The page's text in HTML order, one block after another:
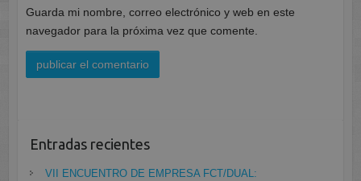
Guarda mi nombre, correo electrónico y web en este
navegador para la próxima vez que comente.
Entradas recientes
VII ENCUENTRO DE EMPRESA FCT/DUAL: